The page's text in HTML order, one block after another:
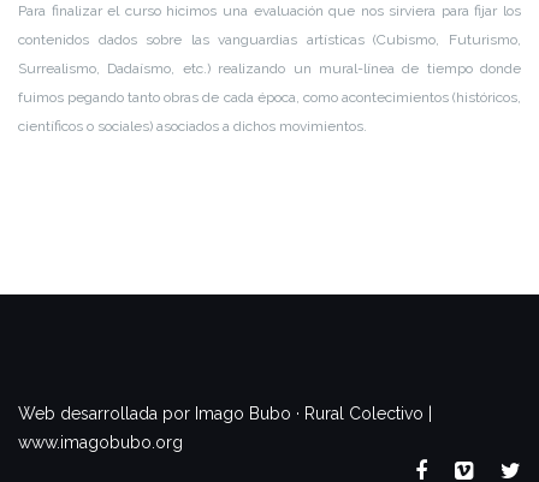
Para finalizar el curso hicimos una evaluación que nos sirviera para fijar los
contenidos dados sobre las vanguardias artísticas (Cubismo, Futurismo,
Surrealismo, Dadaísmo, etc.) realizando un mural-línea de tiempo donde
fuimos pegando tanto obras de cada época, como acontecimientos (históricos,
científicos o sociales) asociados a dichos movimientos.
www.imagobubo.org